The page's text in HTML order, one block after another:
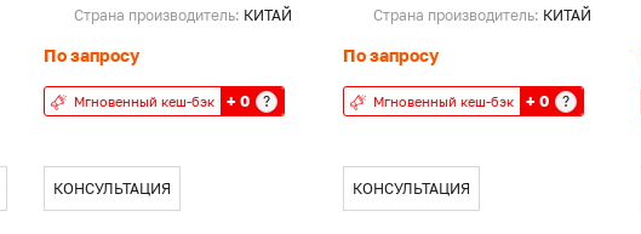
Страна производитель: КИТАЙ
По запросу
Мгновенный кеш-бэк + 0 ?
КОНСУЛЬТАЦИЯ
Страна производитель: КИТАЙ
По запросу
Мгновенный кеш-бэк + 0 ?
КОНСУЛЬТАЦИЯ